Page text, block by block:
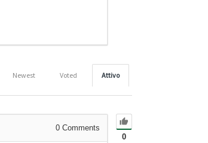
Attivo
Voted
Newest
0
0 Comments